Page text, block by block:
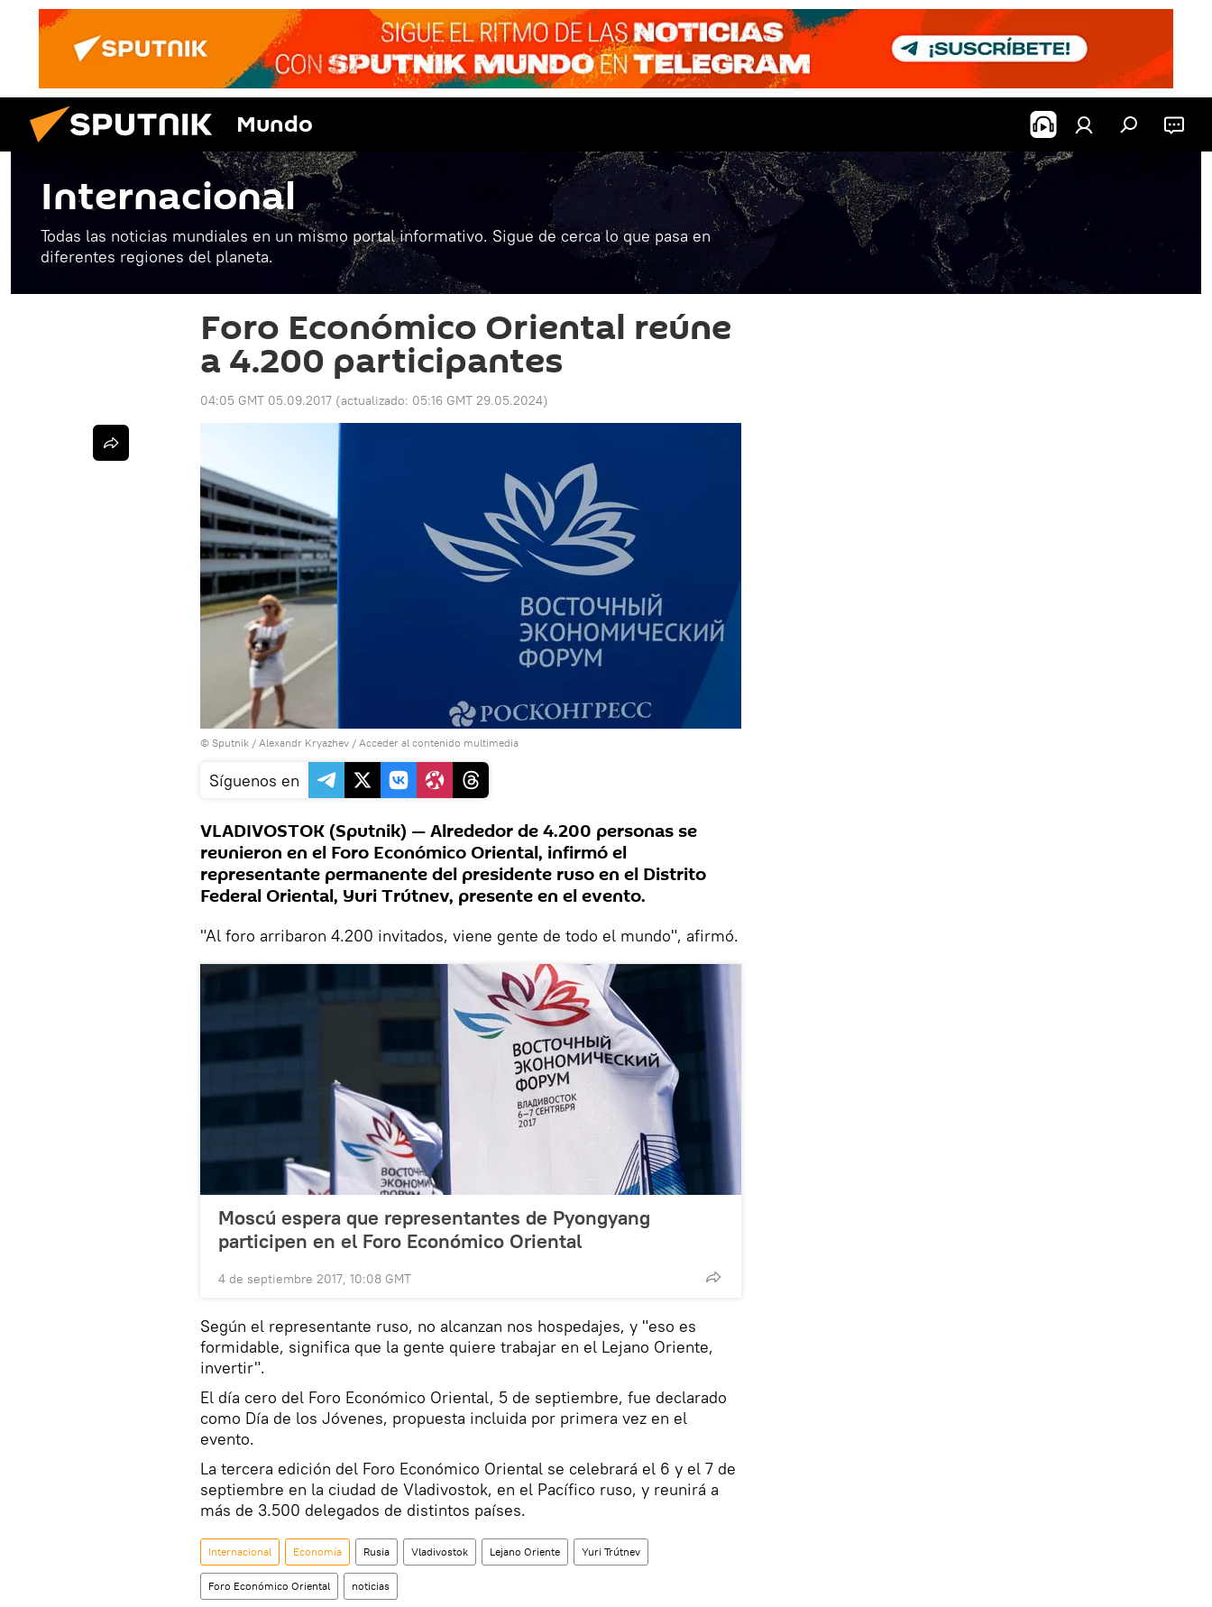
Mundo
Internacional
Todas las noticias mundiales en un mismo portal informativo. Sigue de cerca lo que pasa en
diferentes regiones del planeta.
Foro Económico Oriental reúne
a 4.200 participantes
04:05 GMT 05.09.2017 (actualizado: 05:16 GMT 29.05.2024)
© Sputnik / Alexandr Kryazhev / Acceder al contenido multimedia
Síguenos en
VLADIVOSTOK (Sputnik) — Alrededor de 4.200 personas se
reunieron en el Foro Económico Oriental, infirmó el
representante permanente del presidente ruso en el Distrito
Federal Oriental, Yuri Trútnev, presente en el evento.
"Al foro arribaron 4.200 invitados, viene gente de todo el mundo", afirmó.
Moscú espera que representantes de Pyongyang
participen en el Foro Económico Oriental
4 de septiembre 2017, 10:08 GMT
Según el representante ruso, no alcanzan nos hospedajes, y "eso es
formidable, significa que la gente quiere trabajar en el Lejano Oriente,
invertir".
El día cero del Foro Económico Oriental, 5 de septiembre, fue declarado
como Día de los Jóvenes, propuesta incluida por primera vez en el
evento.
La tercera edición del Foro Económico Oriental se celebrará el 6 y el 7 de
septiembre en la ciudad de Vladivostok, en el Pacífico ruso, y reunirá a
más de 3.500 delegados de distintos países.
Internacional Economía Rusia Vladivostok Lejano Oriente Yuri Trútnev
Foro Económico Oriental noticias